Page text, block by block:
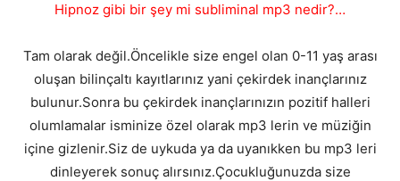
Hipnoz gibi bir şey mi subliminal mp3 nedir?…
Tam olarak değil.Öncelikle size engel olan 0-11 yaş arası
oluşan bilinçaltı kayıtlarınız yani çekirdek inançlarınız
bulunur.Sonra bu çekirdek inançlarınızın pozitif halleri
olumlamalar isminize özel olarak mp3 lerin ve müziğin
içine gizlenir.Siz de uykuda ya da uyanıkken bu mp3 leri
dinleyerek sonuç alırsınız.Çocukluğunuzda size